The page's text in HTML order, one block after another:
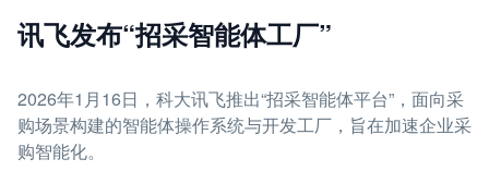
讯飞发布“招采智能体工厂”
2026年1月16日，科大讯飞推出“招采智能体平台”，面向采
购场景构建的智能体操作系统与开发工厂，旨在加速企业采
购智能化。